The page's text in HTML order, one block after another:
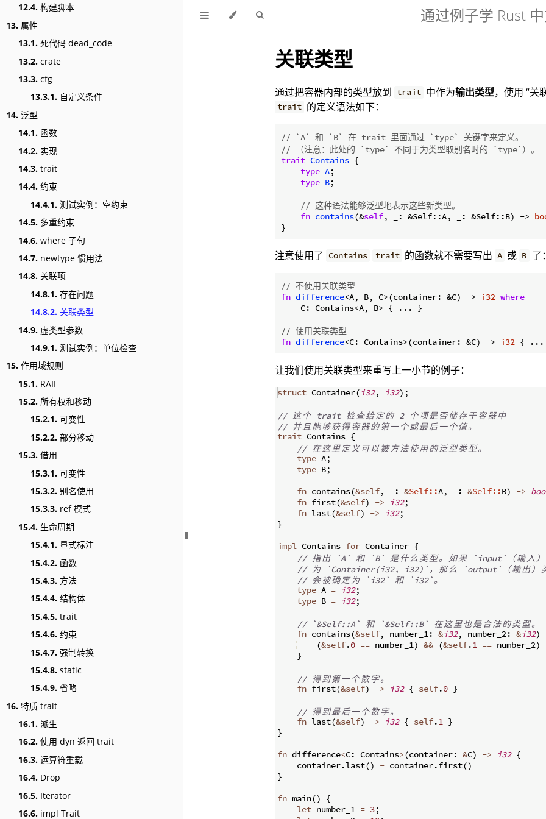
12.4. 构建脚本
13. 属性
13.1. 死代码 dead_code
13.2. crate
13.3. cfg
13.3.1. 自定义条件
14. 泛型
14.1. 函数
14.2. 实现
14.3. trait
14.4. 约束
14.4.1. 测试实例：空约束
14.5. 多重约束
14.6. where 子句
14.7. newtype 惯用法
14.8. 关联项
14.8.1. 存在问题
14.8.2. 关联类型
14.9. 虚类型参数
14.9.1. 测试实例：单位检查
15. 作用域规则
15.1. RAII
15.2. 所有权和移动
15.2.1. 可变性
15.2.2. 部分移动
15.3. 借用
15.3.1. 可变性
15.3.2. 别名使用
15.3.3. ref 模式
15.4. 生命周期
15.4.1. 显式标注
15.4.2. 函数
15.4.3. 方法
15.4.4. 结构体
15.4.5. trait
15.4.6. 约束
15.4.7. 强制转换
15.4.8. static
15.4.9. 省略
16. 特质 trait
16.1. 派生
16.2. 使用 dyn 返回 trait
16.3. 运算符重载
16.4. Drop
16.5. Iterator
16.6. impl Trait
通过例子学 Rust
关联类型
通过把容器内部的类型放到 trait 中作为输出类型，使用 “关
trait 的定义语法如下：
// `A` 和 `B` 在 trait 里面通过 `type` 关键字来定义。
// （注意：此处的 `type` 不同于为类型取别名时的 `type`）。
trait Contains {
type A;
type B;
// 这种语法能够泛型地表示这些新类型。
fn contains(&self, _: &Self::A, _: &Self::B) ->
注意使用了 Contains trait 的函数就不需要写出 A 或 B 了：
// 不使用关联类型
fn difference<A, B, C>(container: &C) -> i32 where
    C: Contains<A, B> { ... }
// 使用关联类型
fn difference<C: Contains>(container: &C) -> i32 { ...
让我们使用关联类型来重写上一小节的例子：
struct Container(i32, i32) ;
// 这 个 trait 检查给定的 2 个项是 否 储存 于容器 中
// 并且能 够获得容器的 第 一 个或最后 一 个 值。
trait Contains {
// 在这里定义 可 以被方法 使用的泛型类型。
type A;
type B;
fn contains(&self, : &Self::A, : &Self::B) ->
fn first(&self) -> i32;
fn last(&self) -> i32;
}
impl Contains for Container {
// 指出 `A` 和 `B` 是 什么 类型。 如果 `input` （输入）
// 为 `Container(i32, i32)` ， 那么 `output` （输出）
// 会被确定为 `i32` 和 `i32`。
type A = i32;
type B = i32;
// `&Self::A` 和 `&Self::B` 在这里 也是 合法的类型。
fn contains(&self, number_1: &i32, number_2: &i32)
(&self.0 == number_1) && (&self.1 == number_2)
}
// 得到 第 一 个 数 字。
fn first(&self) -> i32 { self.0 }
// 得到最后 一 个 数 字。
fn last(&self) -> i32 { self.1 }
}
fn difference<C: Contains>(container: &C) -> i32 {
    container
.last() - container.first()
}
fn main()
{
let number_1 = 3;